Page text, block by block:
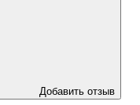
Добавить отзыв